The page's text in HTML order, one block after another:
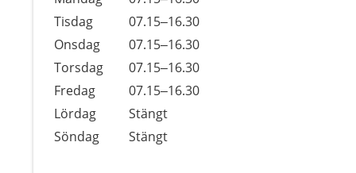
Tisdag
07.15–16.30
Onsdag
07.15–16.30
Torsdag
07.15–16.30
Fredag
07.15–16.30
Lördag
Stängt
Söndag
Stängt